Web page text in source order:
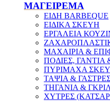
ΜΑΓΕΙΡΕΜΑ
ΕΙΔΗ BARBEQUE
ΕΙΔΙΚΑ ΣΚΕΥΗ
ΕΡΓΑΛΕΙΑ
ΜΑΧΑΙΡΙΑ &
ΠΟΔΙΕΣ, ΓΑΝΤΙΑ
ΠΥΡΙΜΑΧΑ
ΤΑΨΙΑ &
ΤΗΓΑΝΙΑ &
ΧΥΤΡΕΣ